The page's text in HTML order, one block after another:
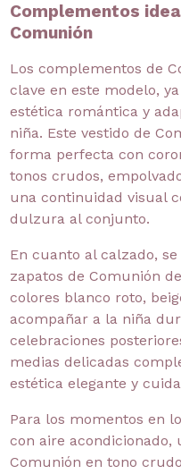
Complementos
Comunión
Los complementos de
clave en este modelo,
estética romántica y
niña. Este vestido de
forma perfecta con
tonos crudos,
una continuidad visual
dulzura al conjunto.
En cuanto al calzado,
zapatos de Comunión
colores blanco roto,
acompañar a la niña
celebraciones
medias delicadas
estética elegante y
Para los momentos en
con aire
Comunión en tono